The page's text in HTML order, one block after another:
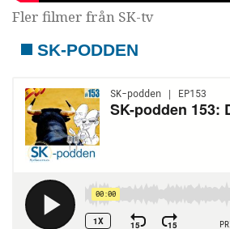
Fler filmer från SK-tv
SK-PODDEN